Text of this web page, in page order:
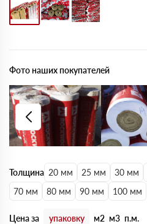
Толщина 20 мм 25 мм 30 мм
70 мм
80 мм 90 мм 100 мм
Цена за упаковку м2 м3 п.м.
Фото наших покупателей